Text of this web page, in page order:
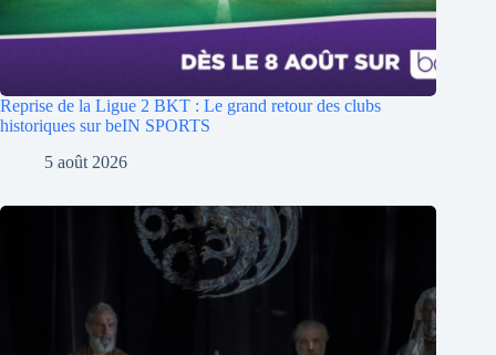
Reprise de la Ligue 2 BKT : Le grand retour des clubs
historiques sur beIN SPORTS
5 août 2026